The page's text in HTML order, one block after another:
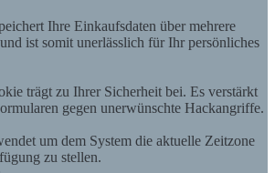
Ihre Einkaufsdaten über mehrere
ist somit unerlässlich für Ihr persönliches
trägt zu Ihrer Sicherheit bei. Es verstärkt
gegen unerwünschte Hackangriffe.
um dem System die aktuelle Zeitzone
zu stellen.